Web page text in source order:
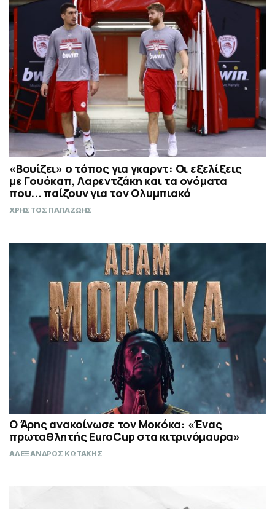
«Βουίζει» ο τόπος για γκαρντ: Οι εξελίξεις
με Γουόκαπ, Λαρεντζάκη και τα ονόματα
που... παίζουν για τον Ολυμπιακό
ΧΡΗΣΤΟΣ ΠΑΠΑΖΩΗΣ
Ο Άρης ανακοίνωσε τον Μοκόκα: «Ένας
πρωταθλητής EuroCup στα κιτρινόμαυρα»
ΑΛΕΞΑΝΔΡΟΣ ΚΩΤΑΚΗΣ